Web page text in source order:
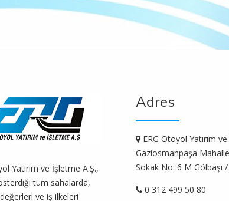
Yatırım ve İşletme A.Ş.,
tüm sahalarda,
ve iş ilkeleri
Adres
ERG Otoyol Yatırım
Gaziosmanpaşa
Sokak No: 6 M Gölbaşı
0 312 499 50 80